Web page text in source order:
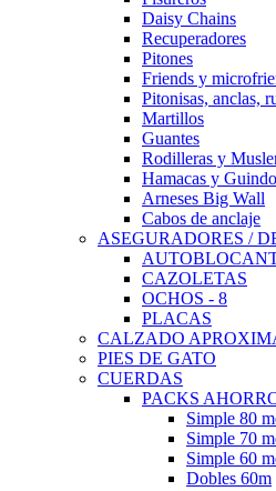
Daisy Chains
Recuperadores
Pitones
Friends y
Pitonisas, anclas,
Martillos
Guantes
Rodilleras y
Hamacas y
Arneses Big Wall
Cabos de anclaje
ASEGURADORES /
CAZOLETAS
OCHOS - 8
PLACAS
CALZADO
PIES DE GATO
CUERDAS
PACKS
Simple 80
Simple 70
Simple 60
Dobles 60m